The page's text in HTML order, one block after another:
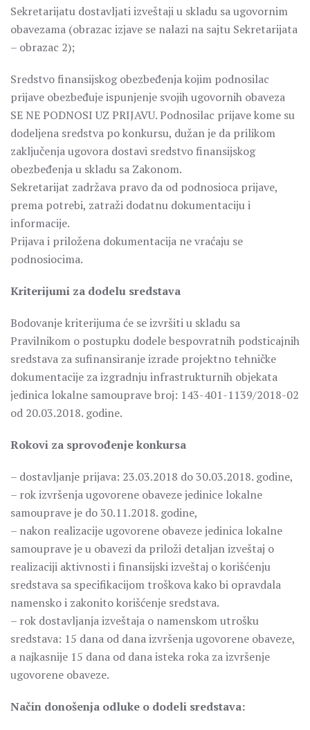
Sekretarijatu dostavljati izveštaji u skladu sa ugovornim
obavezama (obrazac izjave se nalazi na sajtu Sekretarijata
– obrazac 2);
Sredstvo finansijskog obezbeđenja kojim podnosilac
prijave obezbeđuje ispunjenje svojih ugovornih obaveza
SE NE PODNOSI UZ PRIJAVU. Podnosilac prijave kome su
dodeljena sredstva po konkursu, dužan je da prilikom
zaključenja ugovora dostavi sredstvo finansijskog
obezbeđenja u skladu sa Zakonom.
Sekretarijat zadržava pravo da od podnosioca prijave,
prema potrebi, zatraži dodatnu dokumentaciju i
informacije.
Prijava i priložena dokumentacija ne vraćaju se
podnosiocima.
Kriterijumi za dodelu sredstava
Bodovanje kriterijuma će se izvršiti u skladu sa
Pravilnikom o postupku dodele bespovratnih podsticajnih
sredstava za sufinansiranje izrade projektno tehničke
dokumentacije za izgradnju infrastrukturnih objekata
jedinica lokalne samouprave broj: 143-401-1139/2018-02
od 20.03.2018. godine.
Rokovi za sprovođenje konkursa
– dostavljanje prijava: 23.03.2018 do 30.03.2018. godine,
– rok izvršenja ugovorene obaveze jedinice lokalne
samouprave je do 30.11.2018. godine,
– nakon realizacije ugovorene obaveze jedinica lokalne
samouprave je u obavezi da priloži detaljan izveštaj o
realizaciji aktivnosti i finansijski izveštaj o korišćenju
sredstava sa specifikacijom troškova kako bi opravdala
namensko i zakonito korišćenje sredstava.
– rok dostavljanja izveštaja o namenskom utrošku
sredstava: 15 dana od dana izvršenja ugovorene obaveze,
a najkasnije 15 dana od dana isteka roka za izvršenje
ugovorene obaveze.
Način donošenja odluke o dodeli sredstava: